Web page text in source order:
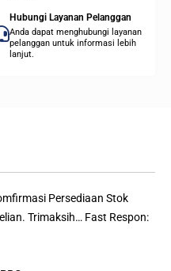
Hubungi Layanan Pelanggan
Anda dapat menghubungi layanan
pelanggan untuk informasi lebih
lanjut.
Persediaan Stok
Trimaksih… Fast Respon: